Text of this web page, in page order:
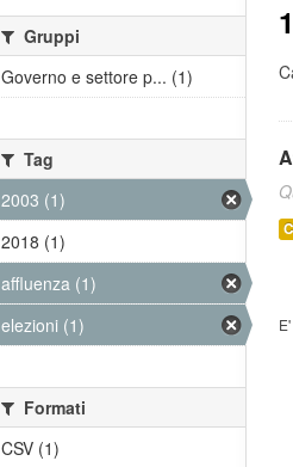
Gruppi
Governo e settore p... (1)
Tag
2003 (1)
2018 (1)
affluenza (1)
elezioni (1)
Formati
CSV (1)